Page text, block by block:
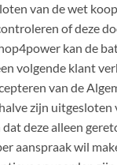
van de wet
of deze
kan de
volgende klant
van de
zijn uitgesloten
deze alleen
aanspraak wil